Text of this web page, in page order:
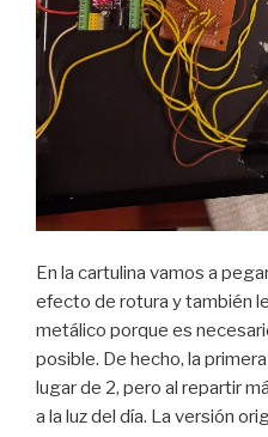
En la cartulina vamos a
efecto de rotura y también
metálico porque es
posible. De hecho, la
lugar de 2, pero al repartir
a la luz del día. La versión